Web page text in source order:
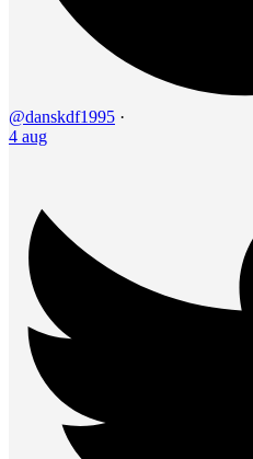
@danskdf1995 ·
4 aug